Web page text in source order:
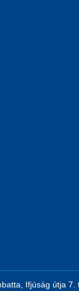
Ifjúság útja